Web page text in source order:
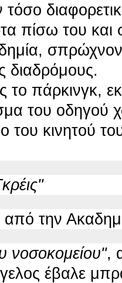
πίσω του
διαδρόμους.
πάρκινγκ,
του οδηγού
του κινητού
από την
νοσοκομείου",
έβαλε